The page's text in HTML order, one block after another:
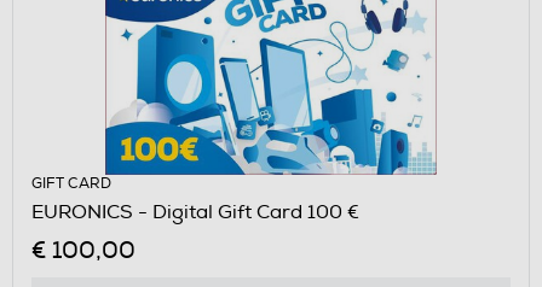
GIFT CARD
EURONICS - Digital Gift Card 100 €
€ 100,00